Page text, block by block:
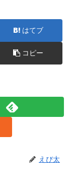
はてブ
コピー
えび太